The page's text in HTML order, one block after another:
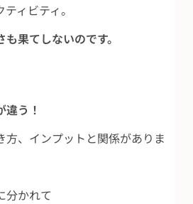
ィビティ。
も果てしないのです。
う！
方、インプットと関係がありま
分かれて